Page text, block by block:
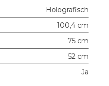
Holografisch
100,4 cm
75 cm
52 cm
Ja